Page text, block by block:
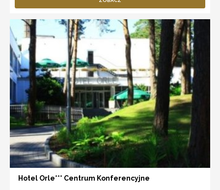
Hotel Orle*** Centrum Konferencyjne